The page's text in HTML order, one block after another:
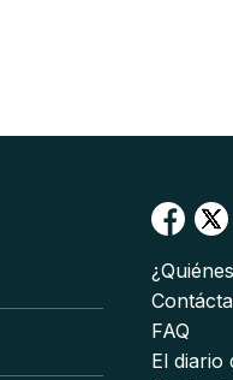
FAQ
El diario